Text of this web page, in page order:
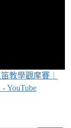
教學觀摩賽︱
YouTube